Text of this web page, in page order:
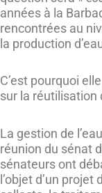
années à la
rencontrées au
la production
C’est pourquoi
sur la réutilisation
La gestion de
réunion du sénat
sénateurs ont
l’objet d’un